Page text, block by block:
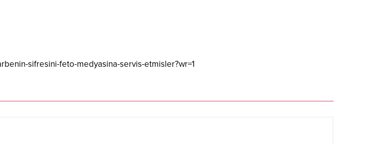
sifresini-feto-medyasina-servis-etmisler?wr=1